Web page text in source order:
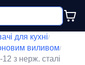
для кухні/
виливом/
з нерж. сталі